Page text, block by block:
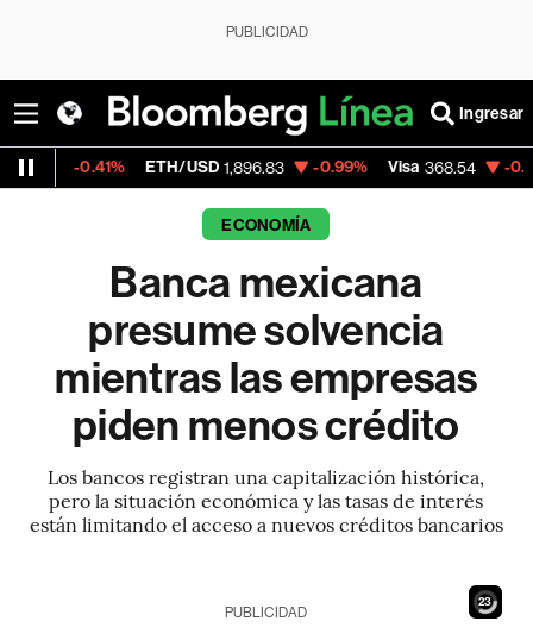
PUBLICIDAD
Ingresar
ETH/USD 1,896.83 -0.99% Visa 368.54 -0.28%
ECONOMÍA
Banca mexicana
presume solvencia
mientras las empresas
piden menos crédito
Los bancos registran una capitalización histórica,
pero la situación económica y las tasas de interés
están limitando el acceso a nuevos créditos bancarios
21
PUBLICIDAD